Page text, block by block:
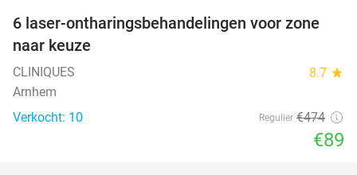
81%
6 laser-ontharingsbehandelingen voor zone
naar keuze
CLINIQUES 8.7 star
Arnhem
Verkocht: 10
Regulier €474
€89